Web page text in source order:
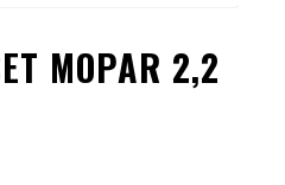
MOPAR 2,2